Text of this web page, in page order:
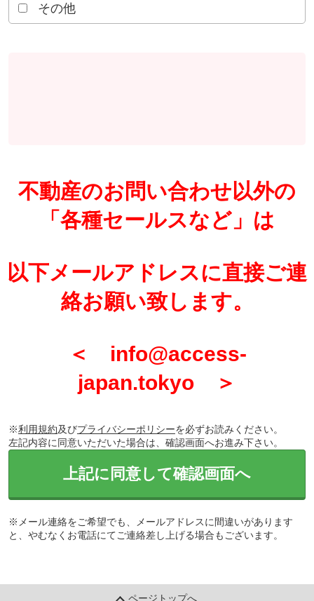
その他
不動産のお問い合わせ以外の
「各種セールスなど」は
以下メールアドレスに直接ご連
絡お願い致します。
＜ info@access-
japan.tokyo ＞
※利用規約及びプライバシーポリシーを必ずお読みください。
左記内容に同意いただいた場合は、確認画面へお進み下さい。
上記に同意して確認画面へ
※メール連絡をご希望でも、メールアドレスに間違いがあります
と、やむなくお電話にてご連絡差し上げる場合もございます。
ページトップへ